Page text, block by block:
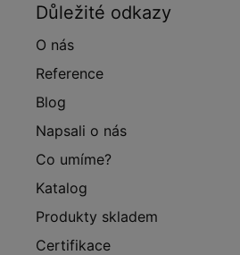
Důležité odkazy
O nás
Reference
Blog
Napsali o nás
Co umíme?
Katalog
Produkty skladem
Certifikace